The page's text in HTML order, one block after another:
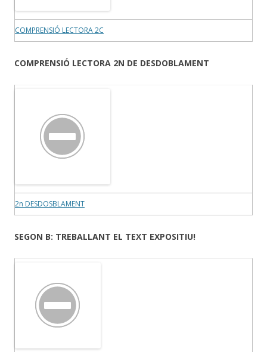
COMPRENSIÓ LECTORA 2C
COMPRENSIÓ LECTORA 2N DE DESDOBLAMENT
2n DESDOSBLAMENT
SEGON B: TREBALLANT EL TEXT EXPOSITIU!